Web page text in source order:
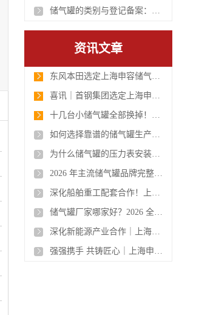
储气罐的类别与登记备案：简单压力容器的特殊规定
资讯文章
东风本田选定上海申容储气罐，高品质压力容器助力汽车智造升级
喜讯｜首钢集团选定上海申容 50 立方高品质储气罐，携手筑牢工业供气保障防线
十几台小储气罐全部换掉！维达纸业选用申容 10 立方大罐，管理省心、安全升级！
如何选择靠谱的储气罐生产厂家
为什么储气罐的压力表安装在储气罐上必须用三通旋塞阀？
2026 年主流储气罐品牌完整分类清单
深化船舶重工配套合作！上海申容储气罐批量交付沪东中华造船集团，2026 高端压力容器制造实力再获认可
储气罐厂家哪家好？2026 全面落地 GB150-2024 新国标，申容成行业合规标杆
深化新能源产业合作｜上海申容一批高品质储气罐发往广西比亚迪
强强携手 共铸匠心｜上海申容高品质不锈钢储气罐成功交付承德钢铁